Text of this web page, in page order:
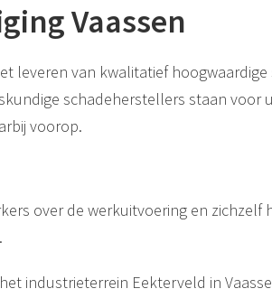
Vaassen
leveren van kwalitatief
schadeherstellers staan
voorop.
over de werkuitvoering en
industrieterrein Eekterveld in